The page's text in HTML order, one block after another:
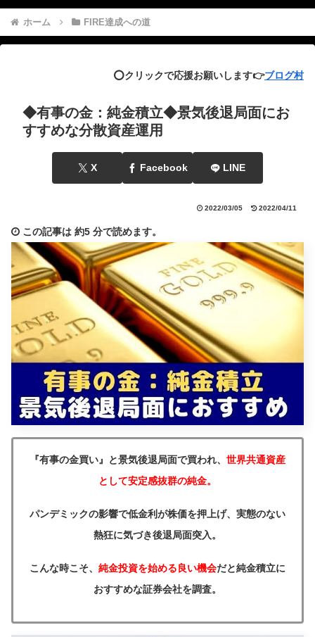
ホーム FIRE達成への道
⭕️クリックで応援お願いします👉ブログ村
◆有事の金：純金積立◆景気後退局面にお
すすめな分散資産運用
X Facebook LINE
2022/03/05 2022/04/11
この記事は 約5 分で読めます。
『有事の金買い』と景気後退局面で買われ、 世界共通資産
として安定感抜群の純金。
パンデミックの影響で低金利が株価を押上げ、実態のない
熱狂に気づき後退局面突入。
こんな時こそ、 純金投資を始める良い機会だと純金積立に
おすすめな証券会社を調査。